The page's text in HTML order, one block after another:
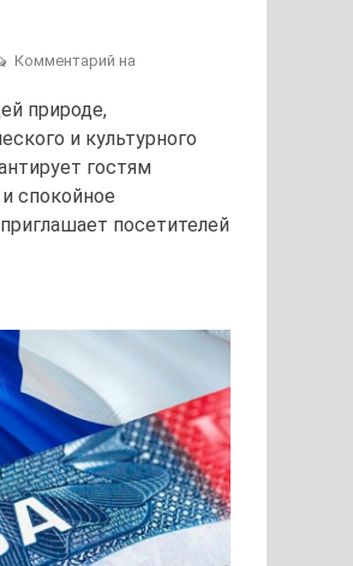
Комментарий на
из
Казахстана
осеннее
природе,
и культурного
гостям
спокойное
посетителей